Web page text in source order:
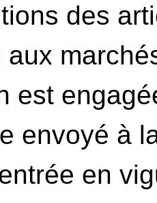
des
aux
est
envoyé à
en